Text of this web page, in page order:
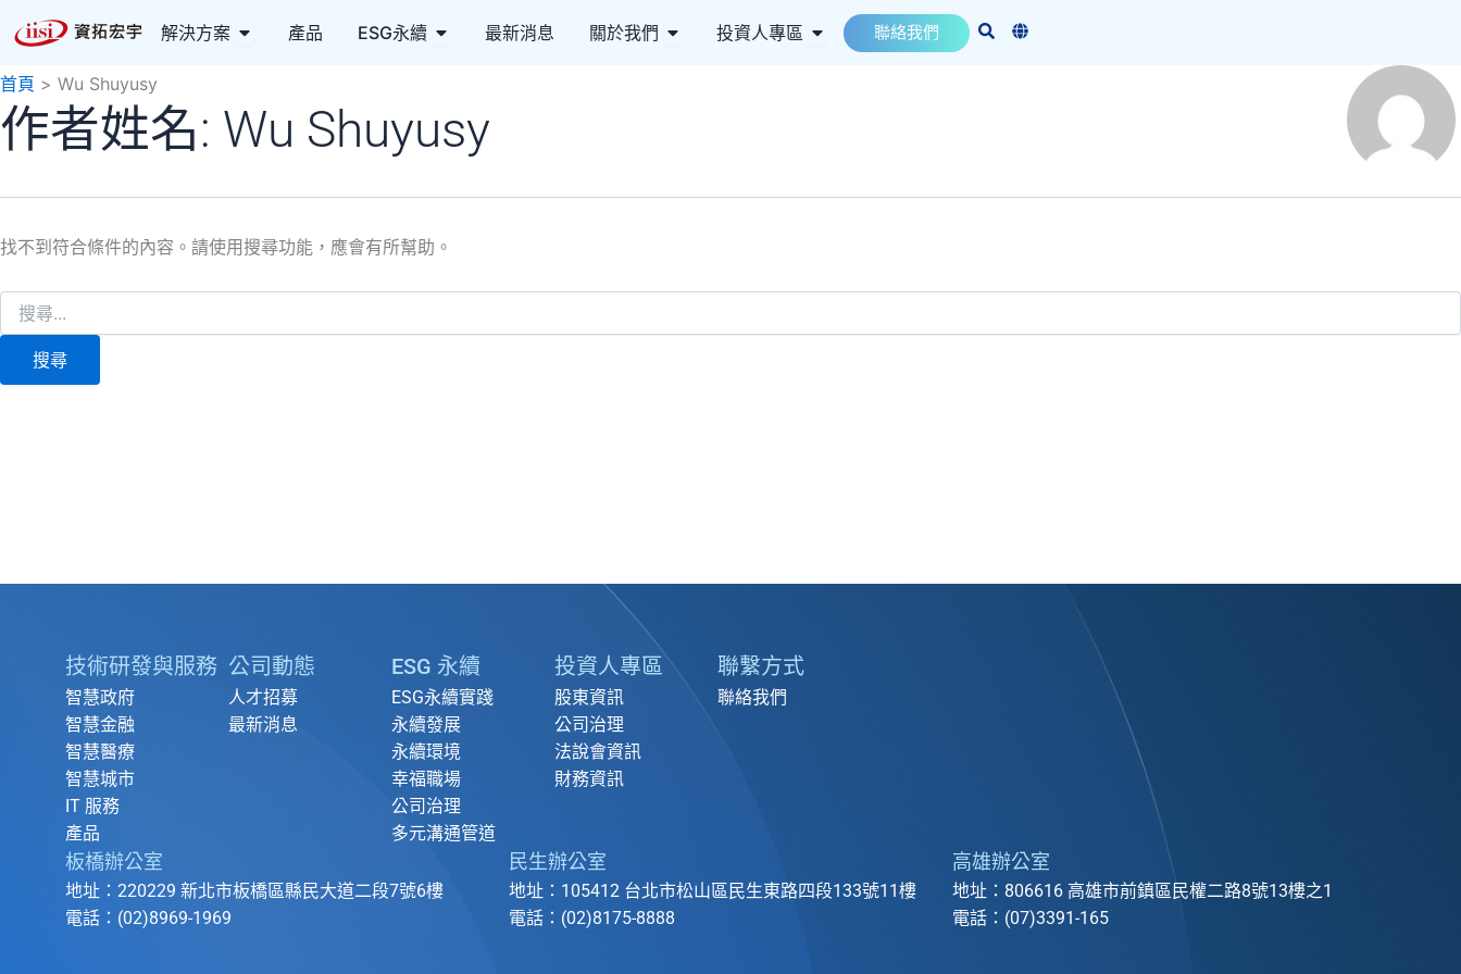
至
主
要
內
容
解決方案 Open 解決方案
產品 ESG永續 Open ESG永續
最新消息 關於我們 Open 關於我們
投資人專區 Open 投資人專區
聯絡我們
首頁 Wu Shuyusy
作者姓名: Wu Shuyusy
找不到符合條件的內容。請使用搜尋功能，應會有所幫助。
鍵
字:
技術研發與服務
智慧政府
智慧金融
智慧醫療
智慧城市
IT 服務
產品
公司動態
人才招募
最新消息
ESG 永續
ESG永續實踐
永續發展
永續環境
幸福職場
公司治理
多元溝通管道
投資人專區
股東資訊
公司治理
法說會資訊
財務資訊
聯繫方式
聯絡我們
板橋辦公室
地址：220229 新北市板橋區縣民大道二段7號6樓
電話：(02)8969-1969
民生辦公室
地址：105412 台北市松山區民生東路四段133號11樓
電話：(02)8175-8888
高雄辦公室
地址：806616 高雄市前鎮區民權二路8號13樓之1
電話：(07)3391-165